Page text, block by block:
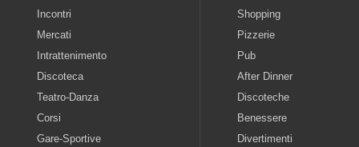
Incontri
Mercati
Intrattenimento
Discoteca
Teatro-Danza
Corsi
Gare-Sportive
Shopping
Pizzerie
Pub
After Dinner
Discoteche
Benessere
Divertimenti